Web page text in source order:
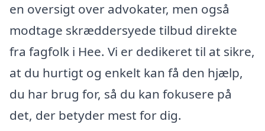
en oversigt over advokater, men også
modtage skræddersyede tilbud direkte
fra fagfolk i Hee. Vi er dedikeret til at sikre,
at du hurtigt og enkelt kan få den hjælp,
du har brug for, så du kan fokusere på
det, der betyder mest for dig.